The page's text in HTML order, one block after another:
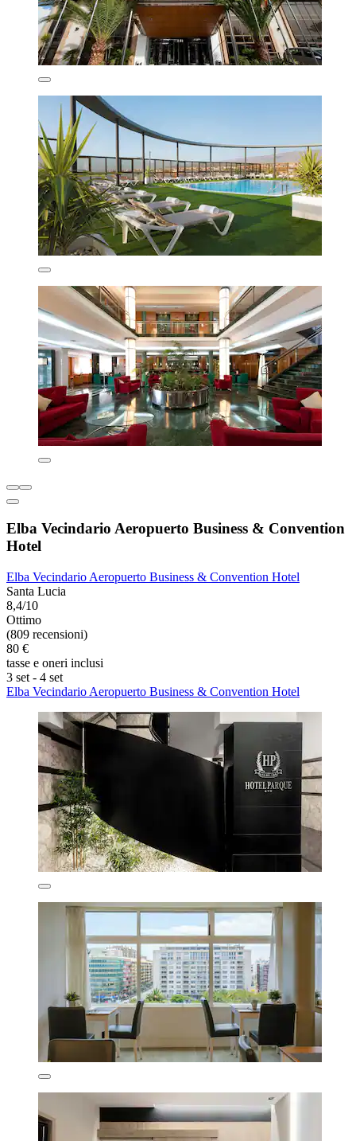
Elba Vecindario Aeropuerto Business & Convention
Hotel
Elba Vecindario Aeropuerto Business & Convention Hotel
Santa Lucia
8,4/10
Ottimo
(809 recensioni)
80 €
tasse e oneri inclusi
3 set - 4 set
Elba Vecindario Aeropuerto Business & Convention Hotel